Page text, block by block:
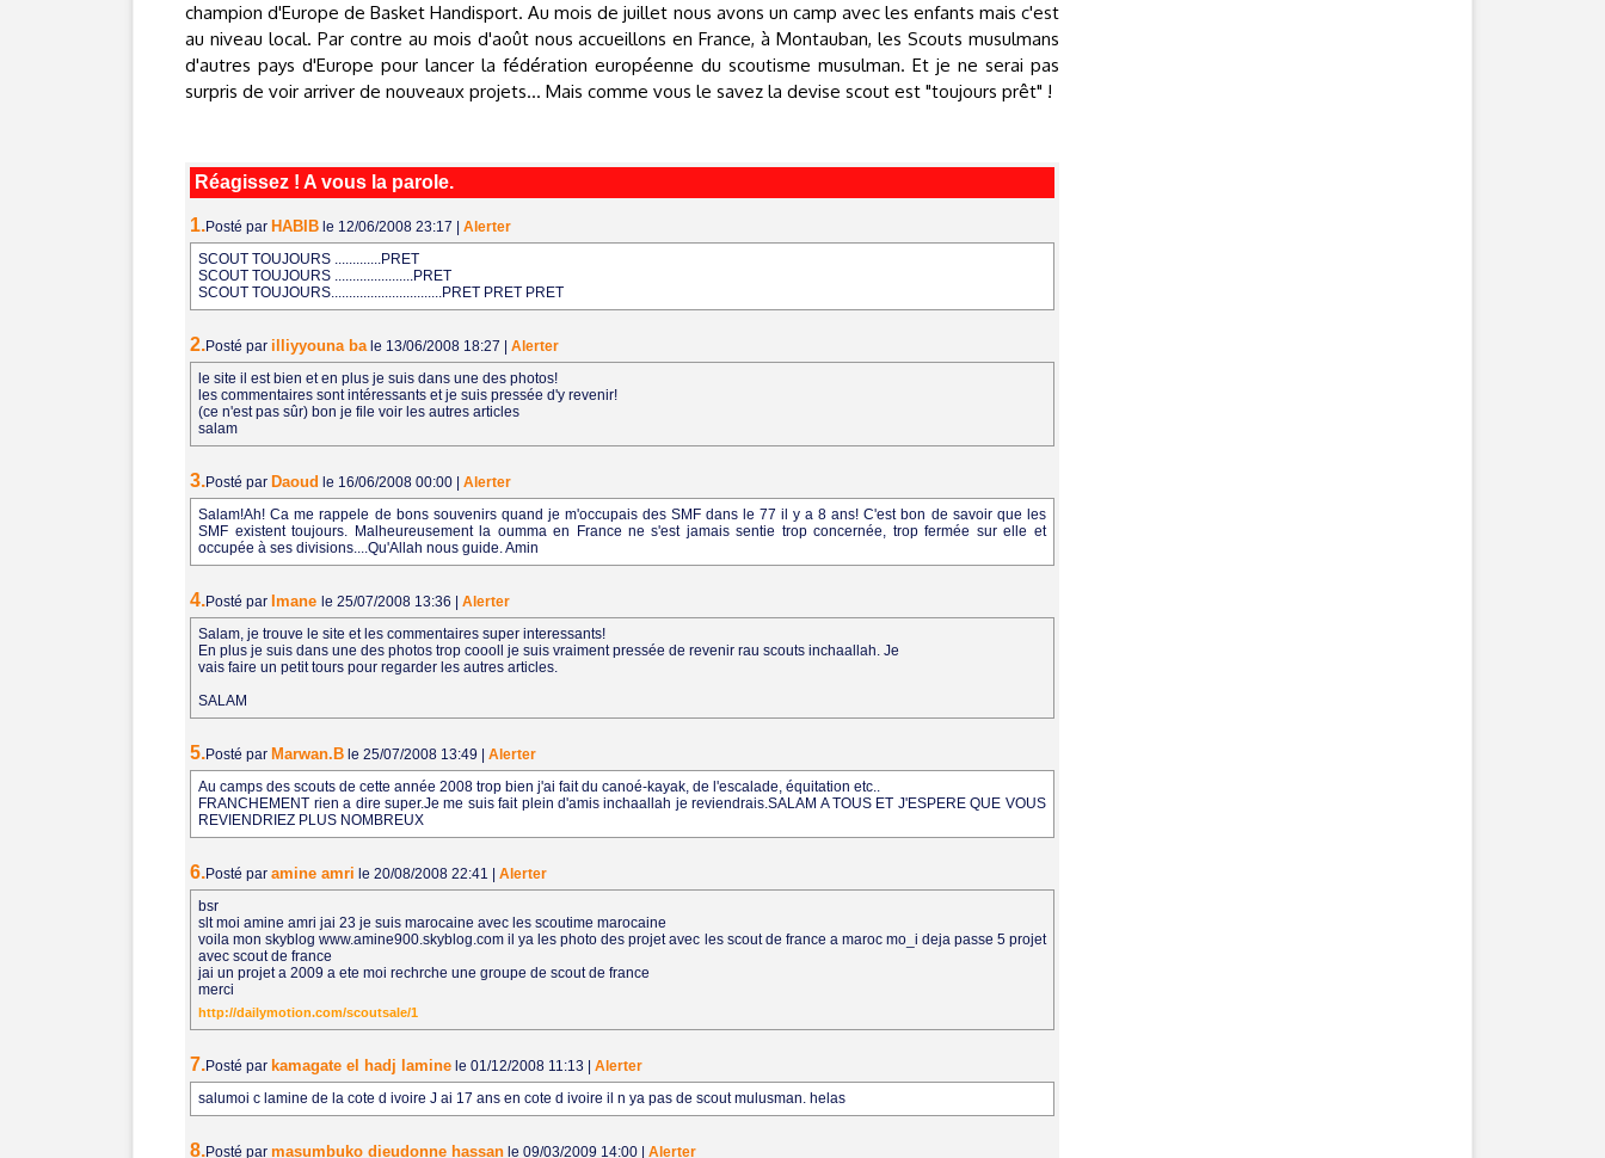
champion d'Europe de Basket Handisport. Au mois de juillet nous avons un camp avec les enfants mais c'est
au niveau local. Par contre au mois d'août nous accueillons en France, à Montauban, les Scouts musulmans
d'autres pays d'Europe pour lancer la fédération européenne du scoutisme musulman. Et je ne serai pas
surpris de voir arriver de nouveaux projets... Mais comme vous le savez la devise scout est "toujours prêt" !
Réagissez ! A vous la parole.
1.Posté par HABIB le 12/06/2008 23:17
Alerter
SCOUT TOUJOURS .............PRET
SCOUT TOUJOURS ......................PRET
SCOUT TOUJOURS...............................PRET PRET PRET
2.Posté par illiyyouna ba le 13/06/2008 18:27
Alerter
le site il est bien et en plus je suis dans une des photos!
les commentaires sont intéressants et je suis pressée d'y revenir!
(ce n'est pas sûr) bon je file voir les autres articles
salam
3.Posté par Daoud le 16/06/2008 00:00
Alerter
Salam!Ah! Ca me rappele de bons souvenirs quand je m'occupais des SMF dans le 77 il y a 8 ans! C'est bon de savoir que les
SMF existent toujours. Malheureusement la oumma en France ne s'est jamais sentie trop concernée, trop fermée sur elle et
occupée à ses divisions....Qu'Allah nous guide. Amin
4.Posté par Imane le 25/07/2008 13:36
Alerter
Salam, je trouve le site et les commentaires super interessants!
En plus je suis dans une des photos trop coooll je suis vraiment pressée de revenir rau scouts inchaallah. Je
vais faire un petit tours pour regarder les autres articles.
SALAM
5.Posté par Marwan.B le 25/07/2008 13:49
Alerter
Au camps des scouts de cette année 2008 trop bien j'ai fait du canoé-kayak, de l'escalade, équitation etc..
FRANCHEMENT rien a dire super.Je me suis fait plein d'amis inchaallah je reviendrais.SALAM A TOUS ET J'ESPERE QUE VOUS
REVIENDRIEZ PLUS NOMBREUX
6.Posté par amine amri le 20/08/2008 22:41
Alerter
bsr
slt moi amine amri jai 23 je suis marocaine avec les scoutime marocaine
voila mon skyblog www.amine900.skyblog.com il ya les photo des projet avec les scout de france a maroc mo_i deja passe 5 projet
avec scout de france
jai un projet a 2009 a ete moi rechrche une groupe de scout de france
merci
http://dailymotion.com/scoutsale/1
7.Posté par kamagate el hadj lamine le 01/12/2008 11:13
Alerter
salumoi c lamine de la cote d ivoire J ai 17 ans en cote d ivoire il n ya pas de scout mulusman. helas
8.Posté par masumbuko dieudonne hassan le 09/03/2009 14:00 | Alerter